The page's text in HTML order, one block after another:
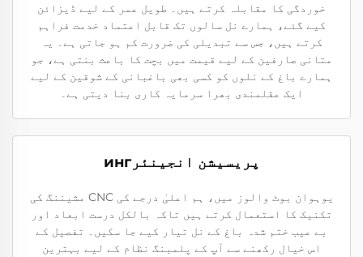
خوردگی کا مقابلہ کرتے ہیں۔ طویل عمر کے لیے ڈیزائن
کیے گئے، ہمارے نل سالوں تک قابل اعتماد خدمت فراہم
کرتے ہیں، جس سے تبدیلی کی ضرورت کم ہو جاتی ہے۔ یہ
متانی صارفین کے لیے قیمت میں بچت کا باعث بنتی ہے، جو
ہمارے باغ کے نلوں کو کسی بھی باغبانی کے شوقین کے لیے
ایک عقلمندی بھرا سرمایہ کاری بنا دیتی ہے۔
پریسیشن انجینئرинг
یوہوان بوٹ والوز میں، ہم اعلیٰ درجے کی CNC مشیننگ کی
تکنیک کا استعمال کرتے ہیں تاکہ بالکل درست ابعاد اور
بے عیب ختم شدہ باغ کے نل تیار کیے جا سکیں۔ تفصیل کے
اس خیال رکھنے سے آپ کے پلمبنگ نظام کے لیے بہترین